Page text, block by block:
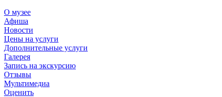
О музее
Афиша
Новости
Цены на услуги
Дополнительные услуги
Галерея
Запись на экскурсию
Отзывы
Мультимедиа
Оценить